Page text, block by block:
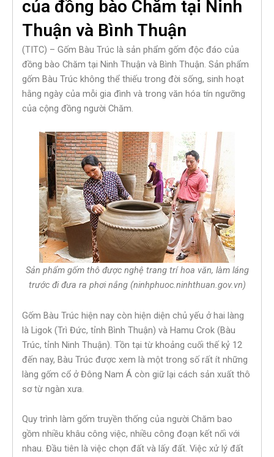
của đồng bào Chăm tại Ninh
Thuận và Bình Thuận
(TITC) – Gốm Bàu Trúc là sản phẩm gốm độc đáo của
đồng bào Chăm tại Ninh Thuận và Bình Thuận. Sản phẩm
gốm Bàu Trúc không thể thiếu trong đời sống, sinh hoạt
hằng ngày của mỗi gia đình và trong văn hóa tín ngưỡng
của cộng đồng người Chăm.
Sản phẩm gốm thô được nghệ trang trí hoa văn, làm láng
trước đi đưa ra phơi nắng (ninhphuoc.ninhthuan.gov.vn)
Gốm Bàu Trúc hiện nay còn hiện diện chủ yếu ở hai làng
là Ligok (Trì Đức, tỉnh Bình Thuận) và Hamu Crok (Bàu
Trúc, tỉnh Ninh Thuận). Tồn tại từ khoảng cuối thế kỷ 12
đến nay, Bàu Trúc được xem là một trong số rất ít những
làng gốm cổ ở Đông Nam Á còn giữ lại cách sản xuất thô
sơ từ ngàn xưa.
Quy trình làm gốm truyền thống của người Chăm bao
gồm nhiều khâu công việc, nhiều công đoạn kết nối với
nhau. Đầu tiên là việc chọn đất và lấy đất. Việc xử lý đất